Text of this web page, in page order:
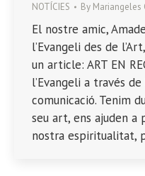
NOTÍCIES By Mariangeles
El nostre amic,
l’Evangeli des de
un article: ART EN
l’Evangeli a través
comunicació. Tenim
seu art, ens ajuden
nostra espiritualitat,